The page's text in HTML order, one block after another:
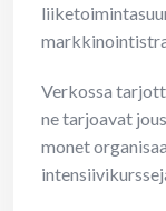
Verkossa
ne tarjoavat
monet